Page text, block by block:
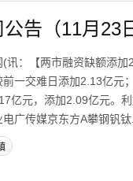
告（11月23
(讯：【两市融资缺额添
前一交难日添加2.13亿元
亿元，添加2.09亿元。
广传媒京东方A攀钢钒钛